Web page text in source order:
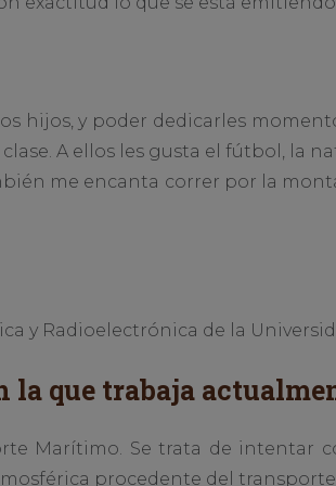
hijos, y poder dedicarles
A ellos les gusta el fútbol, la
me encanta correr por la
y Radioelectrónica de la
la que trabaja
Marítimo. Se trata de intentar
procedente del